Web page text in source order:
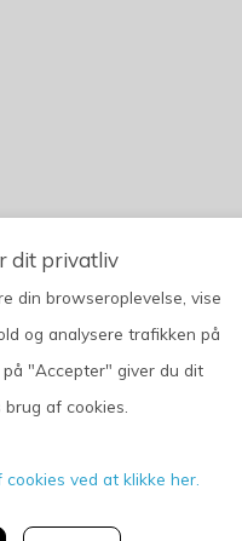
dit privatliv
din browseroplevelse, vise
og analysere trafikken på
"Accepter" giver du dit
af cookies.
ved at klikke her.